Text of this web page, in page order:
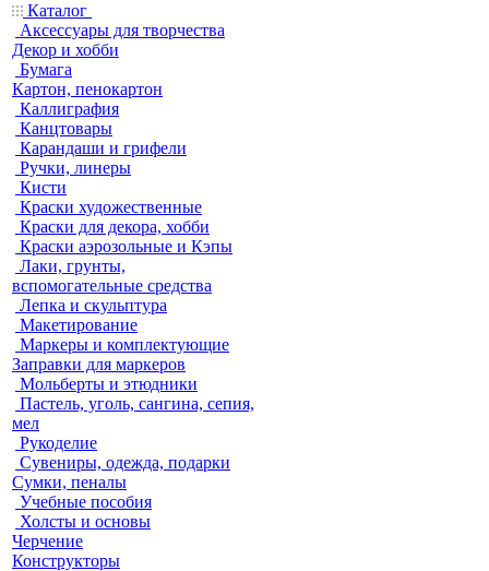
Каталог
Аксессуары для творчества
Декор и хобби
Бумага
Картон, пенокартон
Каллиграфия
Канцтовары
Карандаши и грифели
Ручки, линеры
Кисти
Краски художественные
Краски для декора, хобби
Краски аэрозольные и Кэпы
Лаки, грунты,
вспомогательные средства
Лепка и скульптура
Макетирование
Маркеры и комплектующие
Заправки для маркеров
Мольберты и этюдники
Пастель, уголь, сангина, сепия,
мел
Рукоделие
Сувениры, одежда, подарки
Сумки, пеналы
Учебные пособия
Холсты и основы
Черчение
Конструкторы